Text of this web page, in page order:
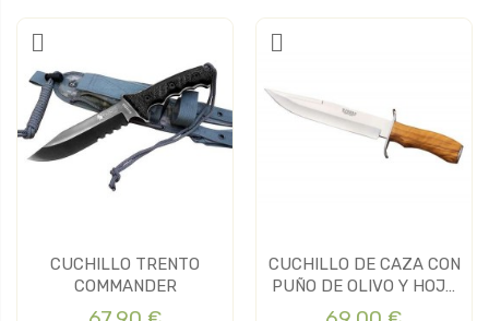
CUCHILLO TRENTO
COMMANDER
CUCHILLO DE CAZA CON
PUÑO DE OLIVO Y HOJA
DE 18...